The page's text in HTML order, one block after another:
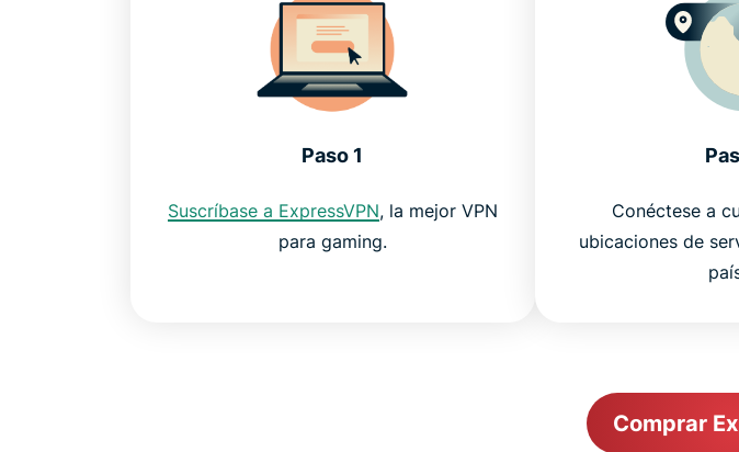
Paso 1
Suscríbase a ExpressVPN, la mejor VPN
para gaming.
Conéctese a
ubicaciones de
Comprar